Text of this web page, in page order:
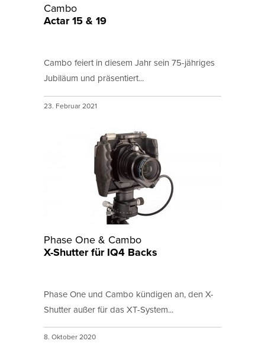
Cambo
Actar 15 & 19
Cambo feiert in diesem Jahr sein 75-jähriges
Jubiläum und präsentiert...
23. Februar 2021
Phase One & Cambo
X-Shutter für IQ4 Backs
Phase One und Cambo kündigen an, den X-
Shutter außer für das XT-System...
8. Oktober 2020